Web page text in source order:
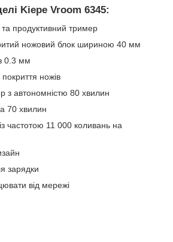
Kiepe Vroom 6345:
продуктивний тример
ножовий блок шириною 40 мм
0.3 мм
ножів
з автономністю 80 хвилин
70 хвилин
частотою 11 000 коливань на
зарядки
від мережі